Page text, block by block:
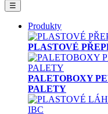
☰
Produkty
PLASTOVÉ
PALETOBOXY
PALETY